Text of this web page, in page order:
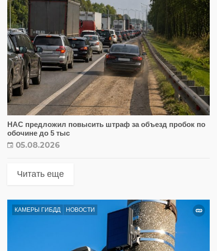
НАС предложил повысить штраф за объезд пробок по
обочине до 5 тыс
05.08.2026
Читать еще
КАМЕРЫ ГИБДД НОВОСТИ